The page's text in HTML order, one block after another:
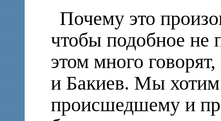
Почему это
чтобы подобное не
этом много
и Бакиев. Мы
происшедшему и